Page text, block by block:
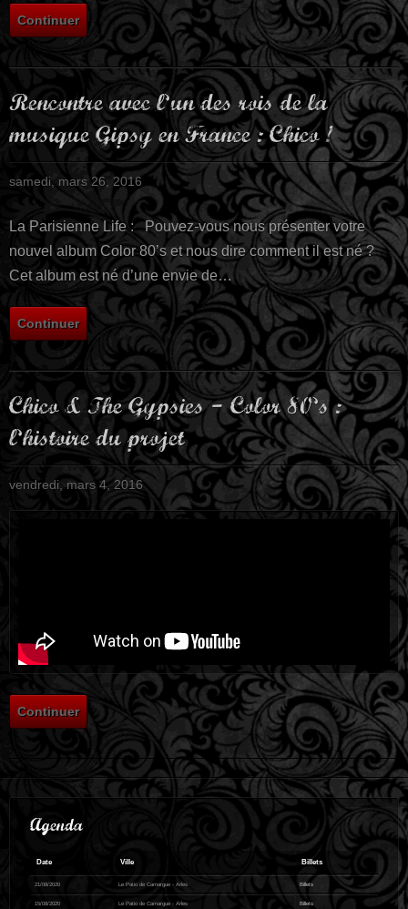
Continuer
Rencontre avec l’un des rois de la
musique Gipsy en France : Chico !
samedi, mars 26, 2016
La Parisienne Life : Pouvez-vous nous présenter votre
nouvel album Color 80’s et nous dire comment il est né ?
Cet album est né d’une envie de…
Continuer
Chico & The Gypsies – Color 80’s :
l’histoire du projet
vendredi, mars 4, 2016
Continuer
Agenda
Date Ville Billets
21/08/2020 Le Patio de Camargue - Arles Billets
15/08/2020 Le Patio de Camargue - Arles Billets